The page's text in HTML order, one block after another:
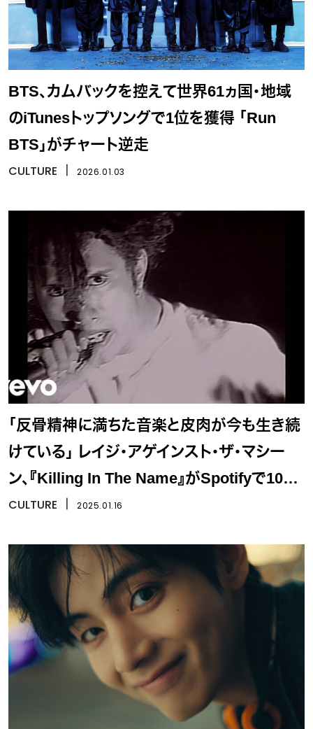
BTS、カムバックを控えて世界61ヵ国・地域
のiTunesトップソングで1位を獲得 「Run
BTS」がチャート逆走
CULTURE 2026.01.03
「反骨精神に満ちた音楽と皮肉が今も生き続
けている」 レイジ・アゲインスト・ザ・マシー
ン、『Killing In The Name』がSpotifyで10億
回再生達成
CULTURE 2025.01.16